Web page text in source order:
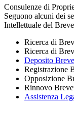
Consulenze di
Seguono alcuni dei
Intellettuale del
Ricerca di
Ricerca di
Deposito
Registrazione
Opposizione
Rinnovo
Assistenza